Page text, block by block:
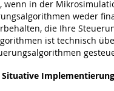
wenn in der
weder
die Ihre
ist technisch
Situative